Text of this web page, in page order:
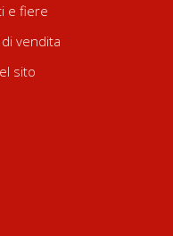
e fiere
vendita
sito